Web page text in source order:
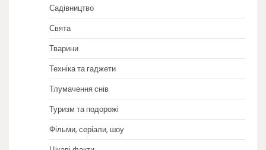
Садівництво
Свята
Тварини
Техніка та гаджети
Тлумачення снів
Туризм та подорожі
Фільми, серіали, шоу